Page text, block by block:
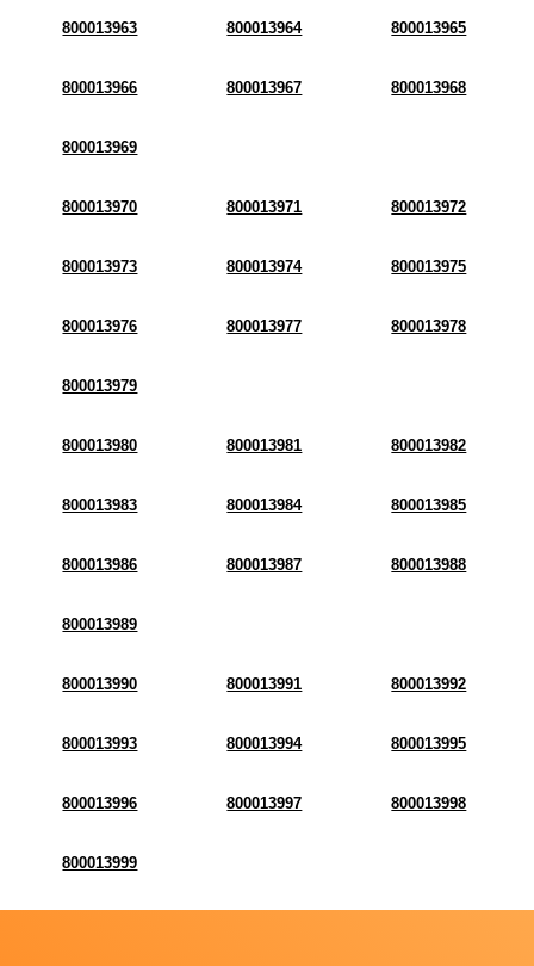
800013963 800013964 800013965
800013966 800013967 800013968
800013969
800013970 800013971 800013972
800013973 800013974 800013975
800013976 800013977 800013978
800013979
800013980 800013981 800013982
800013983 800013984 800013985
800013986 800013987 800013988
800013989
800013990 800013991 800013992
800013993 800013994 800013995
800013996 800013997 800013998
800013999